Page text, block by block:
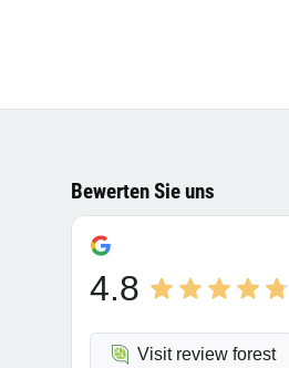
Bewerten Sie uns
4.8
Visit review forest